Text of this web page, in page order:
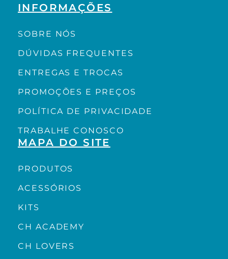
INFORMAÇÕES
SOBRE NÓS
DÚVIDAS FREQUENTES
ENTREGAS E TROCAS
PROMOÇÕES E PREÇOS
POLÍTICA DE PRIVACIDADE
TRABALHE CONOSCO
MAPA DO SITE
PRODUTOS
ACESSÓRIOS
KITS
CH ACADEMY
CH LOVERS